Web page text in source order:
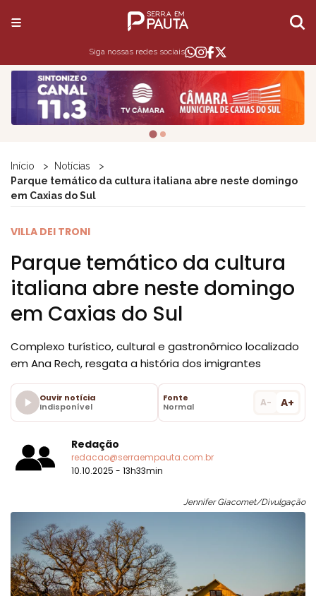
Siga nossas redes sociais
Início
Notícias
Parque temático da cultura italiana abre neste domingo
em Caxias do Sul
VILLA DEI TRONI
Parque temático da cultura
italiana abre neste domingo
em Caxias do Sul
Complexo turístico, cultural e gastronômico localizado
em Ana Rech, resgata a história dos imigrantes
Ouvir notícia
Indisponível
Fonte
Normal
A- A+
Redação
redacao@serraempauta.com.br
10.10.2025 - 13h33min
Jennifer Giacomet/Divulgação